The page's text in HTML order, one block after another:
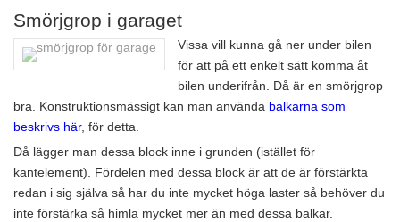
Smörjgrop i garaget
Vissa vill kunna gå ner under bilen
för att på ett enkelt sätt komma åt
bilen underifrån. Då är en smörjgrop
bra. Konstruktionsmässigt kan man använda balkarna som
beskrivs här, för detta.
Då lägger man dessa block inne i grunden (istället för
kantelement). Fördelen med dessa block är att de är förstärkta
redan i sig själva så har du inte mycket höga laster så behöver du
inte förstärka så himla mycket mer än med dessa balkar.